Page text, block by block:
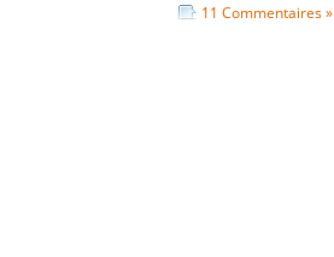
11 Commentaires »